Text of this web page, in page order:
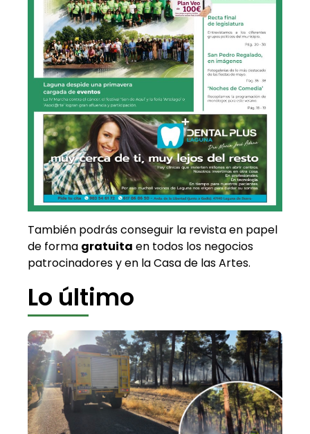
También podrás conseguir la revista en papel
de forma gratuita en todos los negocios
patrocinadores y en la Casa de las Artes.
Lo último